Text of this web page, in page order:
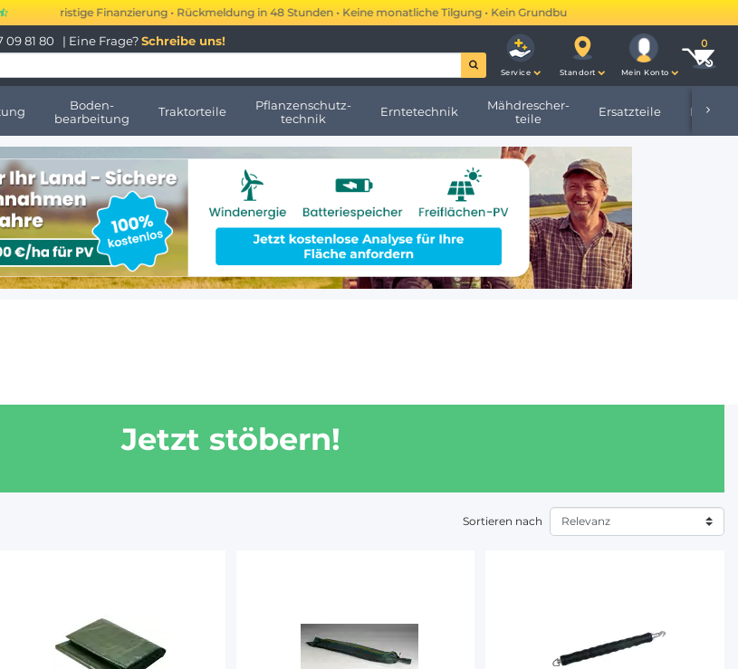
kurzfristige Finanzierung • Rückmeldung in 48 Stunden • Keine monatliche Tilgung • Kein Grundbucheintrag •
09 81 80 | Eine Frage? Schreibe uns!
Service Standort Mein Konto
Boden-
bearbeitung
Traktorteile
Pflanzenschutz-
technik
Erntetechnik
Mähdrescher-
teile
Ersatzteile
Jetzt stöbern!
Sortieren nach